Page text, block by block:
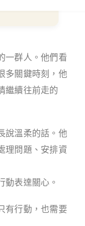
一群人。他們看
多關鍵時刻，他
繼續往前走的
說溫柔的話。他
理問題、安排資
動表達關心。
有行動，也需要